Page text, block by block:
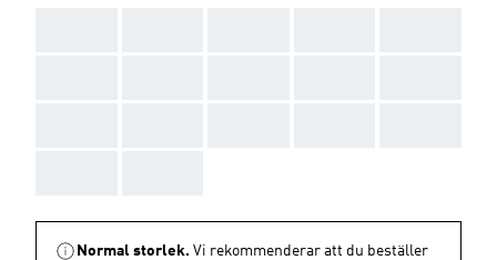
Normal storlek. Vi rekommenderar att du beställer